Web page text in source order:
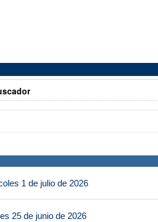
1 de julio de 2026
25 de junio de 2026